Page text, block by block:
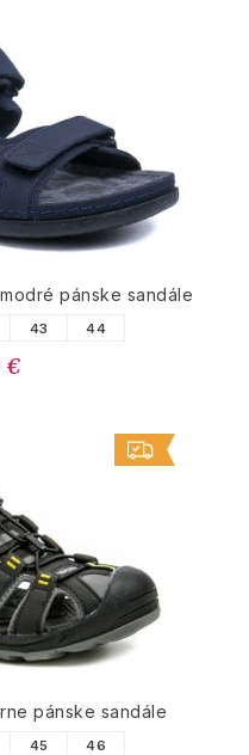
pánske sandále
43 44
€
pánske sandále
45 46